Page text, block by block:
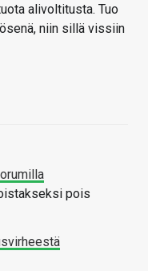
alivoltitusta. Tuo
niin sillä vissiin
pois